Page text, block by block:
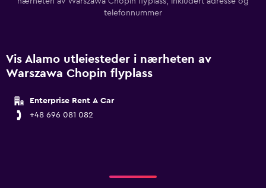
telefonnummer
Vis Alamo utleiesteder i nærheten av
Warszawa Chopin flyplass
Enterprise Rent A Car
+48 696 081 082